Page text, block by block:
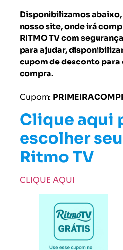
Disponibilizamos
nosso site, onde irá
RITMO TV com
para ajudar,
cupom de desconto para
compra.
Cupom:
Clique aqui
escolher
Ritmo TV
CLIQUE AQUI